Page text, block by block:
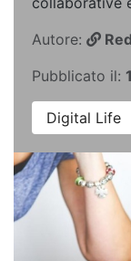
Autore:
Pubblicato il:
Digital Life